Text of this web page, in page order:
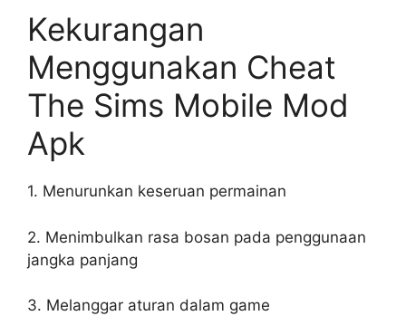
Kekurangan
Menggunakan Cheat
The Sims Mobile Mod
Apk
1. Menurunkan keseruan permainan
2. Menimbulkan rasa bosan pada penggunaan
jangka panjang
3. Melanggar aturan dalam game